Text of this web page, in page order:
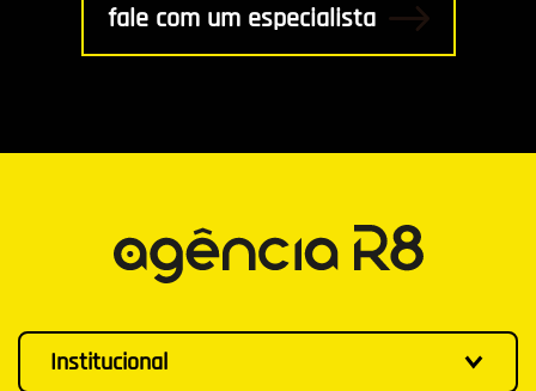
fale com um especialista
Institucional